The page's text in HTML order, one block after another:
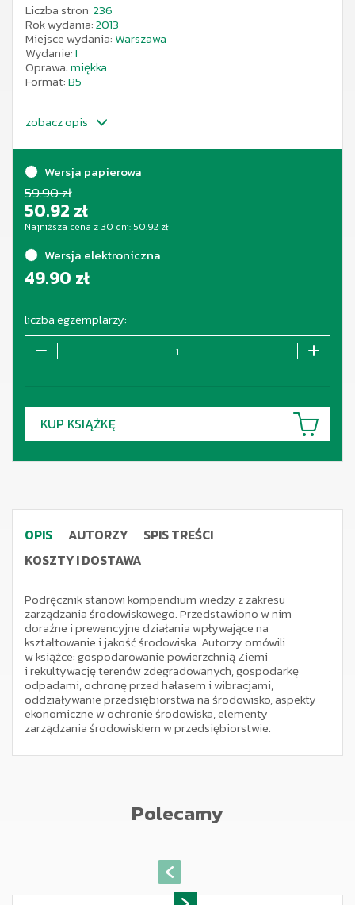
Liczba stron:236
Rok wydania:2013
Miejsce wydania: Warszawa
Wydanie:I
Oprawa:miękka
Format:B5
zobacz opis
Wersja papierowa
59.90 zł
50.92 zł
Najniższa cena z 30 dni: 50.92 zł
Wersja elektroniczna
49.90 zł
liczba egzemplarzy:
KUP KSIĄŻKĘ
OPIS AUTORZY
SPIS TREŚCI
KOSZTY I DOSTAWA
Podręcznik stanowi kompendium wiedzy z zakresu
zarządzania środowiskowego. Przedstawiono w nim
doraźne i prewencyjne działania wpływające na
kształtowanie i jakość środowiska. Autorzy omówili
w książce: gospodarowanie powierzchnią Ziemi
i rekultywację terenów zdegradowanych, gospodarkę
odpadami, ochronę przed hałasem i wibracjami,
oddziaływanie przedsiębiorstwa na środowisko, aspekty
ekonomiczne w ochronie środowiska, elementy
zarządzania środowiskiem w przedsiębiorstwie.
Polecamy